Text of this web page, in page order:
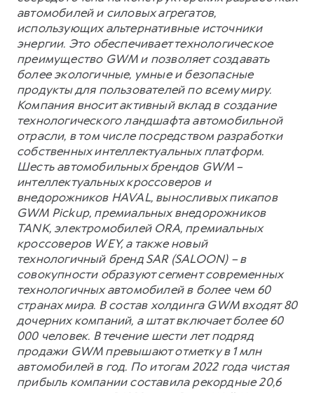
автомобилей и силовых агрегатов,
использующих альтернативные источники
энергии. Это обеспечивает технологическое
преимущество GWM и позволяет создавать
более экологичные, умные и безопасные
продукты для пользователей по всему миру.
Компания вносит активный вклад в создание
технологического ландшафта автомобильной
отрасли, в том числе посредством разработки
собственных интеллектуальных платформ.
Шесть автомобильных брендов GWM –
интеллектуальных кроссоверов и
внедорожников HAVAL, выносливых пикапов
GWM Pickup, премиальных внедорожников
TANK, электромобилей ORA, премиальных
кроссоверов WEY, а также новый
технологичный бренд SAR (SALOON) – в
совокупности образуют сегмент современных
технологичных автомобилей в более чем 60
странах мира. В состав холдинга GWM входят 80
дочерних компаний, а штат включает более 60
000 человек. В течение шести лет подряд
продажи GWM превышают отметку в 1 млн
автомобилей в год. По итогам 2022 года чистая
прибыль компании составила рекордные 20,6